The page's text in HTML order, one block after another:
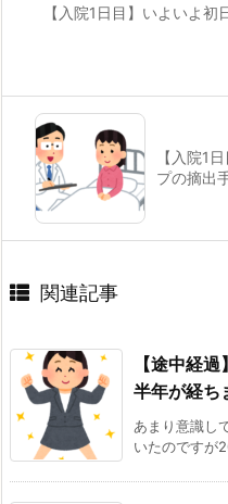
【入院1日目】いよいよ
【入院1
プの摘出
関連記事
【途中経
半年が経ち
あまり意識し
いたのですが